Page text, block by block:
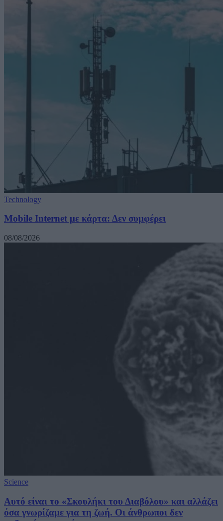
Technology
Mobile Internet με κάρτα: Δεν συμφέρει
08/08/2026
Science
Αυτό είναι το «Σκουλήκι του Διαβόλου» και αλλάζει
όσα γνωρίζαμε για τη ζωή. Οι άνθρωποι δεν